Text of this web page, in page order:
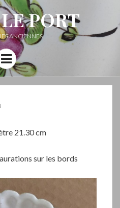
PORT
ANCIENNES
Menu
21.30 cm
sur les bords